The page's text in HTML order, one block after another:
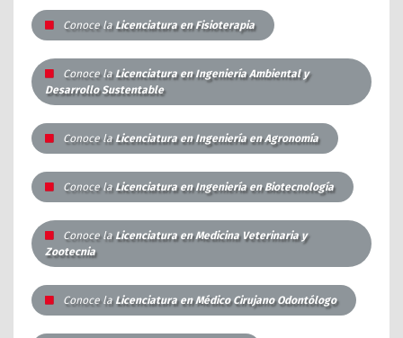
Conoce la Licenciatura en Fisioterapia
Conoce la Licenciatura en Ingeniería Ambiental y
Desarrollo Sustentable
Conoce la Licenciatura en Ingeniería en Agronomía
Conoce la Licenciatura en Ingeniería en Biotecnología
Conoce la Licenciatura en Medicina Veterinaria y
Zootecnia
Conoce la Licenciatura en Médico Cirujano Odontólogo